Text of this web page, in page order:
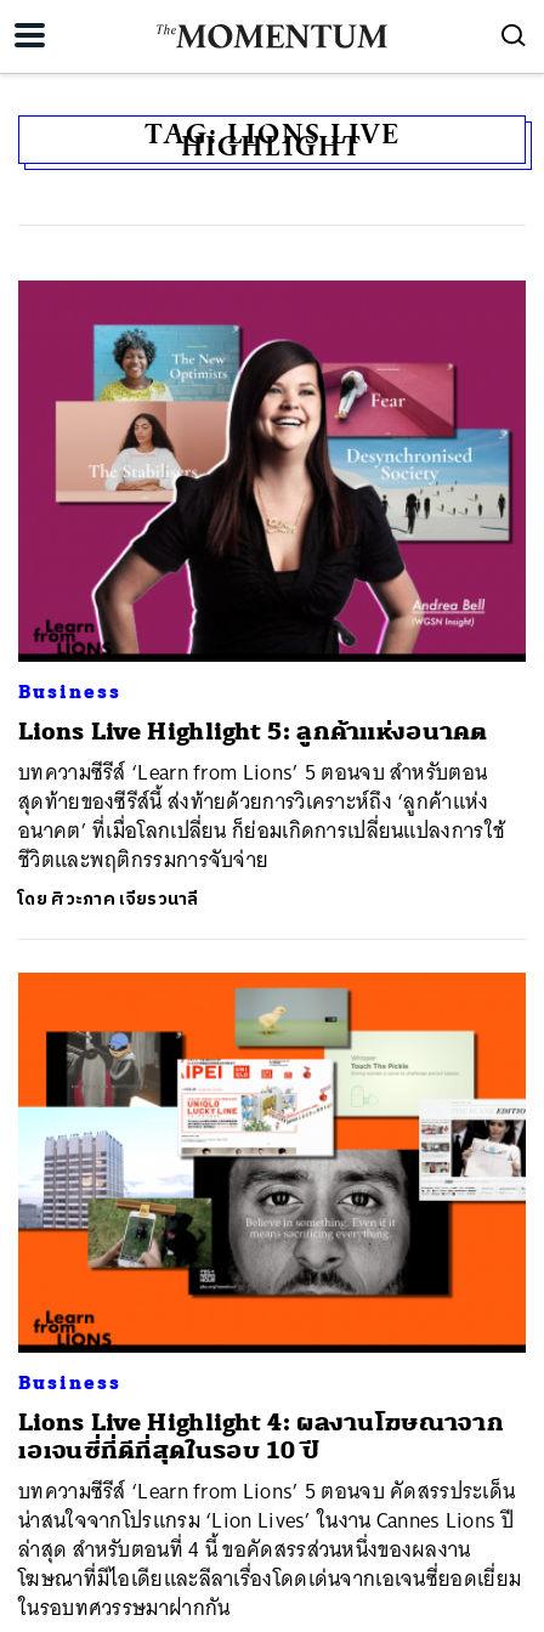
TAG:LIONS LIVE
HIGHLIGHT
Business
Lions Live Highlight 5: ลูกค้าแห่งอนาคต
บทความซีรีส์ ‘Learn from Lions’ 5 ตอนจบ สำหรับตอน
สุดท้ายของซีรีส์นี้ ส่งท้ายด้วยการวิเคราะห์ถึง ‘ลูกค้าแห่ง
อนาคต’ ที่เมื่อโลกเปลี่ยน ก็ย่อมเกิดการเปลี่ยนแปลงการใช้
ชีวิตและพฤติกรรมการจับจ่าย
โดย ศิวะภาค เจียรวนาลี
Business
Lions Live Highlight 4: ผลงานโฆษณาจาก
เอเจนซี่ที่ดีที่สุดในรอบ 10 ปี
บทความซีรีส์ ‘Learn from Lions’ 5 ตอนจบ คัดสรรประเด็น
น่าสนใจจากโปรแกรม ‘Lion Lives’ ในงาน Cannes Lions ปี
ล่าสุด สำหรับตอนที่ 4 นี้ ขอคัดสรรส่วนหนึ่งของผลงาน
โฆษณาที่มีไอเดียและลีลาเรื่องโดดเด่นจากเอเจนซี่ยอดเยี่ยม
ในรอบทศวรรษมาฝากกัน
TWEET